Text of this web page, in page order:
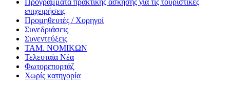
Προγράμματα πρακτικής άσκησης για τις τουριστικές
επιχειρήσεις
Προμηθευτές / Χορηγοί
Συνεδριάσεις
Συνεντεύξεις
ΤΑΜ. ΝΟΜΙΚΩΝ
Τελευταία Νέα
Φωτορεπορτάζ
Χωρίς κατηγορία